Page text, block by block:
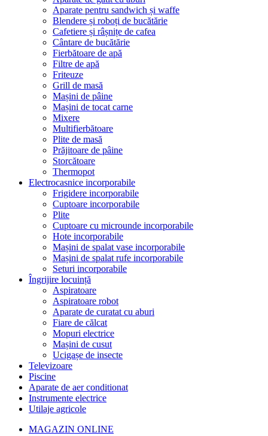
Aparate pentru sandwich și waffe
Blendere și roboți de bucătărie
Cafetiere și râșnițe de cafea
Cântare de bucătărie
Fierbătoare de apă
Filtre de apă
Friteuze
Grill de masă
Mașini de pâine
Mașini de tocat carne
Mixere
Multifierbătoare
Plite de masă
Prăjitoare de pâine
Storcătoare
Thermopot
Electrocasnice incorporabile
Frigidere incorporabile
Cuptoare incorporabile
Plite
Cuptoare cu microunde incorporabile
Hote incorporabile
Mașini de spalat vase incorporabile
Mașini de spalat rufe incorporabile
Seturi incorporabile
Îngrijire locuință
Aspiratoare
Aspiratoare robot
Aparate de curatat cu aburi
Fiare de călcat
Mopuri electrice
Mașini de cusut
Ucigașe de insecte
Televizoare
Piscine
Aparate de aer conditionat
Instrumente electrice
Utilaje agricole
MAGAZIN ONLINE